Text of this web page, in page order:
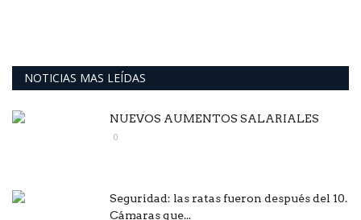
NOTICIAS MAS LEÍDAS
NUEVOS AUMENTOS SALARIALES
0
Seguridad: las ratas fueron después del 10.
Cámaras que...